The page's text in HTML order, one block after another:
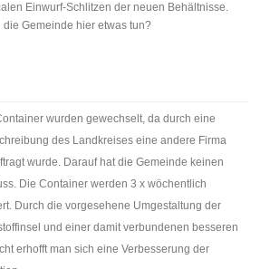
Einwurf-Schlitzen der neuen Behältnisse.
die Gemeinde hier etwas tun?
wurden gewechselt, da durch eine
des Landkreises eine andere Firma
wurde. Darauf hat die Gemeinde keinen
Die Container werden 3 x wöchentlich
Durch die vorgesehene Umgestaltung der
und einer damit verbundenen besseren
erhofft man sich eine Verbesserung der